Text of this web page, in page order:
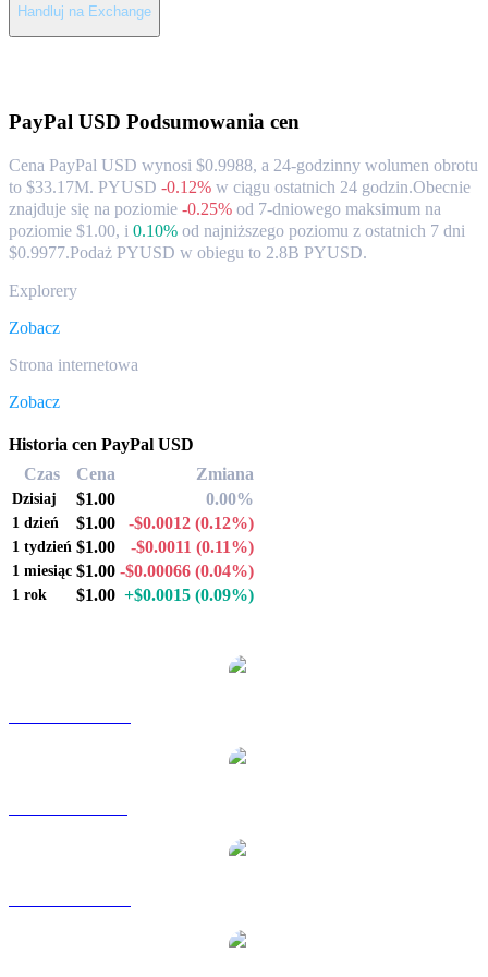
Handluj na Exchange
PayPal USD Podsumowania cen
Cena PayPal USD wynosi $0.9988, a 24-godzinny wolumen obrotu
to $33.17M. PYUSD -0.12% w ciągu ostatnich 24 godzin.Obecnie
znajduje się na poziomie -0.25% od 7-dniowego maksimum na
poziomie $1.00, i 0.10% od najniższego poziomu z ostatnich 7 dni
$0.9977.Podaż PYUSD w obiegu to 2.8B PYUSD.
Explorery
Zobacz
Strona internetowa
Zobacz
Historia cen PayPal USD
Czas
Cena Zmiana
Dzisiaj $1.00 0.00%
1 dzień $1.00 -$0.0012 (0.12%)
1 tydzień $1.00 -$0.0011 (0.11%)
1 miesiąc $1.00 -$0.00066 (0.04%)
1 rok $1.00 +$0.0015 (0.09%)